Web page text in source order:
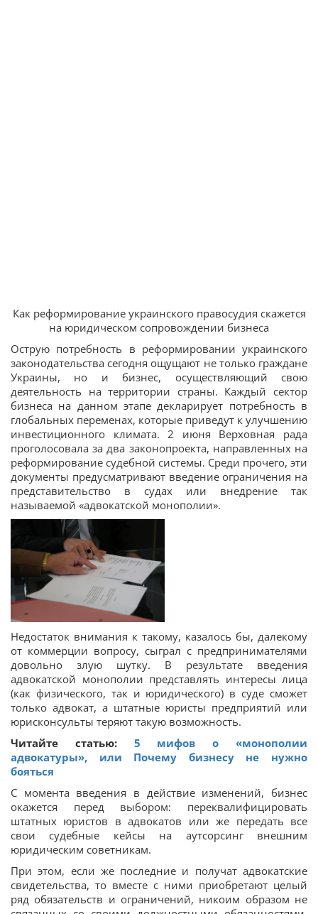
Как реформирование украинского правосудия скажется
на юридическом сопровождении бизнеса
Острую потребность в реформировании украинского
законодательства сегодня ощущают не только граждане
Украины, но и бизнес, осуществляющий свою
деятельность на территории страны. Каждый сектор
бизнеса на данном этапе декларирует потребность в
глобальных переменах, которые приведут к улучшению
инвестиционного климата. 2 июня Верховная рада
проголосовала за два законопроекта, направленных на
реформирование судебной системы. Среди прочего, эти
документы предусматривают введение ограничения на
представительство в судах или внедрение так
называемой «адвокатской монополии».
Недостаток внимания к такому, казалось бы, далекому
от коммерции вопросу, сыграл с предпринимателями
довольно злую шутку. В результате введения
адвокатской монополии представлять интересы лица
(как физического, так и юридического) в суде сможет
только адвокат, а штатные юристы предприятий или
юрисконсульты теряют такую возможность.
Читайте статью: 5 мифов о «монополии
адвокатуры», или Почему бизнесу не нужно
бояться
С момента введения в действие изменений, бизнес
окажется перед выбором: переквалифицировать
штатных юристов в адвокатов или же передать все
свои судебные кейсы на аутсорсинг внешним
юридическим советникам.
При этом, если же последние и получат адвокатские
свидетельства, то вместе с ними приобретают целый
ряд обязательств и ограничений, никоим образом не